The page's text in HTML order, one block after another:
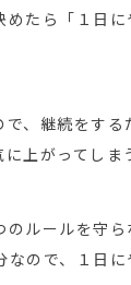
たら「１日
、継続をす
上がってしま
ルールを守
ので、１日